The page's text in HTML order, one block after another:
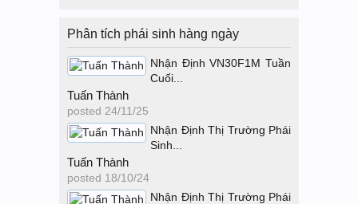
Phân tích phái sinh hàng ngày
Nhận Định VN30F1M Tuần
Cuối...
Tuấn Thành
posted 24/11/25
Nhận Định Thị Trường Phái
Sinh...
Tuấn Thành
posted 18/10/24
Nhận Định Thị Trường Phái